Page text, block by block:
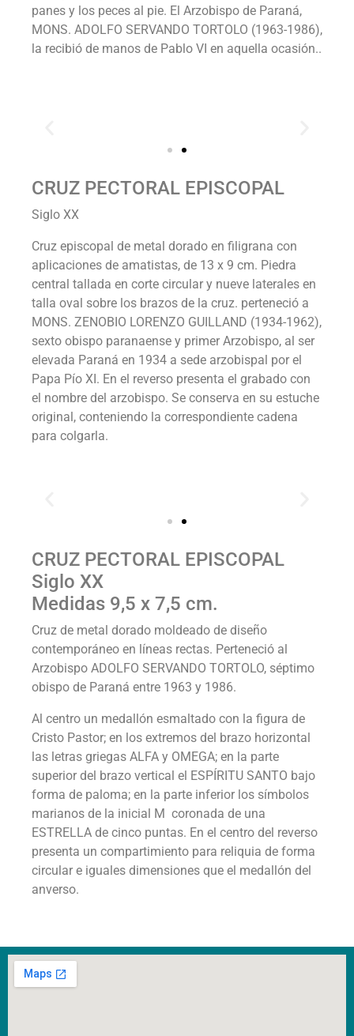
panes y los peces al pie. El Arzobispo de Paraná,
MONS. ADOLFO SERVANDO TORTOLO (1963-1986),
la recibió de manos de Pablo VI en aquella ocasión..
CRUZ PECTORAL EPISCOPAL
Siglo XX
Cruz episcopal de metal dorado en filigrana con
aplicaciones de amatistas, de 13 x 9 cm. Piedra
central tallada en corte circular y nueve laterales en
talla oval sobre los brazos de la cruz. perteneció a
MONS. ZENOBIO LORENZO GUILLAND (1934-1962),
sexto obispo paranaense y primer Arzobispo, al ser
elevada Paraná en 1934 a sede arzobispal por el
Papa Pío XI. En el reverso presenta el grabado con
el nombre del arzobispo. Se conserva en su estuche
original, conteniendo la correspondiente cadena
para colgarla.
CRUZ PECTORAL EPISCOPAL
Siglo XX
Medidas 9,5 x 7,5 cm.
Cruz de metal dorado moldeado de diseño
contemporáneo en líneas rectas. Perteneció al
Arzobispo ADOLFO SERVANDO TORTOLO, séptimo
obispo de Paraná entre 1963 y 1986.
Al centro un medallón esmaltado con la figura de
Cristo Pastor; en los extremos del brazo horizontal
las letras griegas ALFA y OMEGA; en la parte
superior del brazo vertical el ESPÍRITU SANTO bajo
forma de paloma; en la parte inferior los símbolos
marianos de la inicial M coronada de una
ESTRELLA de cinco puntas. En el centro del reverso
presenta un compartimiento para reliquia de forma
circular e iguales dimensiones que el medallón del
anverso.